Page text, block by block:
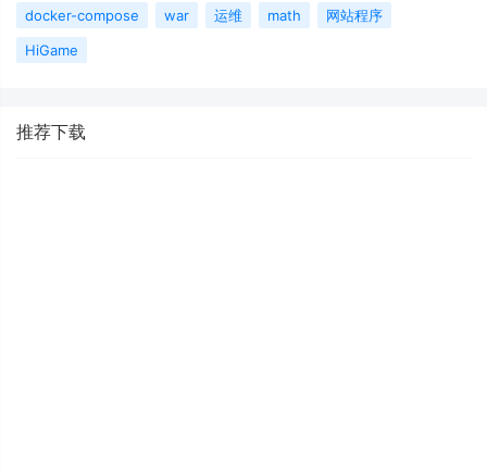
docker-compose
war 运维 math
网站程序
HiGame
推荐下载